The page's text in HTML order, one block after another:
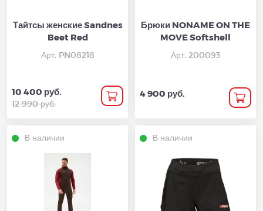
Тайтсы женские Sandnes
Beet Red
Арт. PN08218
10 400 руб.
12 990 руб.
Брюки NONAME ON THE
MOVE Softshell
Арт. 200093
4 900 руб.
В наличии В наличии